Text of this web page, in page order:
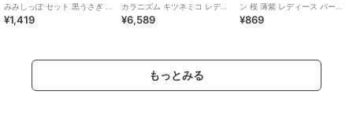
みみしっぽ セット 黒うさぎ ユ
ニセックス ブラック
¥1,419
カラニズム キツネミコ レディ
ース レッド
¥6,589
ン 桜 薄紫 レディース パープ
ル
¥869
もっとみる